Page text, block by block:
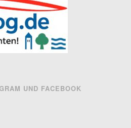
UND FACEBOOK